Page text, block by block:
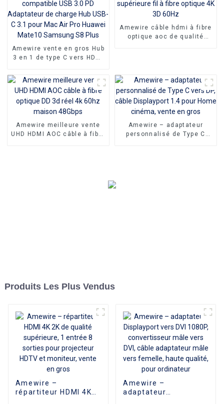
Amewire vente en gros Hub
3 en 1 de type C vers HDMI
Adaptateur de charge Hub
USB-C 3.1 pour Mac Air Pro
Huawei Mate10 Samsung
S8 Plus
Amewire câble hdmi à fibre
optique aoc de qualité
Amewire meilleure vente
UHD HDMI AOC câble à fibre
Amewire – adaptateur
personnalisé de Type C
Produits Les Plus Vendus
Amewire –
répartiteur HDMI 4K
Amewire –
adaptateur